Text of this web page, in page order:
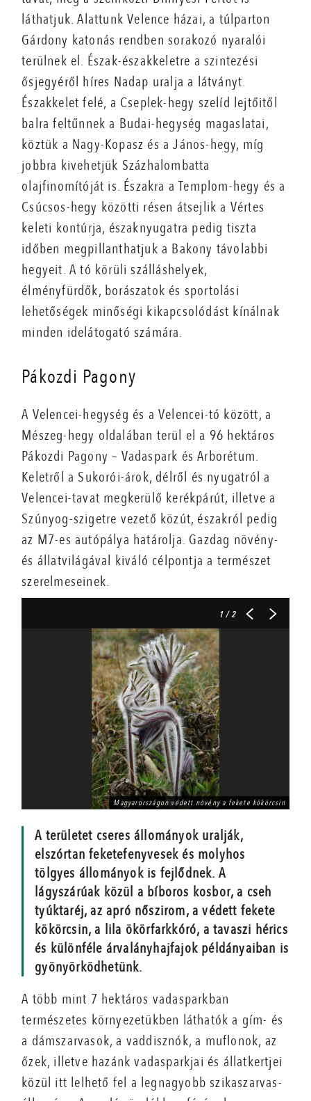
láthatjuk. Alattunk Velence házai, a túlparton
Gárdony katonás rendben sorakozó nyaralói
terülnek el. Észak-északkeletre a szintezési
ősjegyéről híres Nadap uralja a látványt.
Északkelet felé, a Cseplek-hegy szelíd lejtőitől
balra feltűnnek a Budai-hegység magaslatai,
köztük a Nagy-Kopasz és a János-hegy, míg
jobbra kivehetjük Százhalombatta
olajfinomítóját is. Északra a Templom-hegy és a
Csúcsos-hegy közötti résen átsejlik a Vértes
keleti kontúrja, északnyugatra pedig tiszta
időben megpillanthatjuk a Bakony távolabbi
hegyeit. A tó körüli szálláshelyek,
élményfürdők, borászatok és sportolási
lehetőségek minőségi kikapcsolódást kínálnak
minden idelátogató számára.
Pákozdi Pagony
A Velencei-hegység és a Velencei-tó között, a
Mészeg-hegy oldalában terül el a 96 hektáros
Pákozdi Pagony – Vadaspark és Arborétum.
Keletről a Sukorói-árok, délről és nyugatról a
Velencei-tavat megkerülő kerékpárút, illetve a
Szúnyog-szigetre vezető közút, északról pedig
az M7-es autópálya határolja. Gazdag növény-
és állatvilágával kiváló célpontja a természet
szerelmeseinek.
1/ 2
Magyarországon védett növény a fekete kökörcsin
A területet cseres állományok uralják,
elszórtan feketefenyvesek és molyhos
tölgyes állományok is fejlődnek. A
lágyszárúak közül a bíboros kosbor, a cseh
tyúktaréj, az apró nőszirom, a védett fekete
kökörcsin, a lila ökörfarkkóró, a tavaszi hérics
és különféle árvalányhajfajok példányaiban is
gyönyörködhetünk.
A több mint 7 hektáros vadasparkban
természetes környezetükben láthatók a gím- és
a dámszarvasok, a vaddisznók, a muflonok, az
őzek, illetve hazánk vadasparkjai és állatkertjei
közül itt lelhető fel a legnagyobb szikaszarvas-